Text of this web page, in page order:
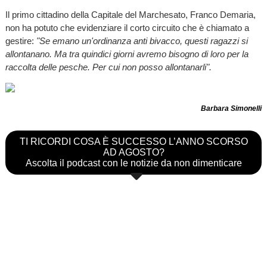
Il primo cittadino della Capitale del Marchesato, Franco Demaria,
non ha potuto che evidenziare il corto circuito che è chiamato a
gestire: "Se emano un'ordinanza anti bivacco, questi ragazzi si
allontanano. Ma tra quindici giorni avremo bisogno di loro per la
raccolta delle pesche. Per cui non posso allontanarli".
Barbara Simonelli
TI RICORDI COSA È SUCCESSO L’ANNO SCORSO
AD AGOSTO?
Ascolta il podcast con le notizie da non dimenticare